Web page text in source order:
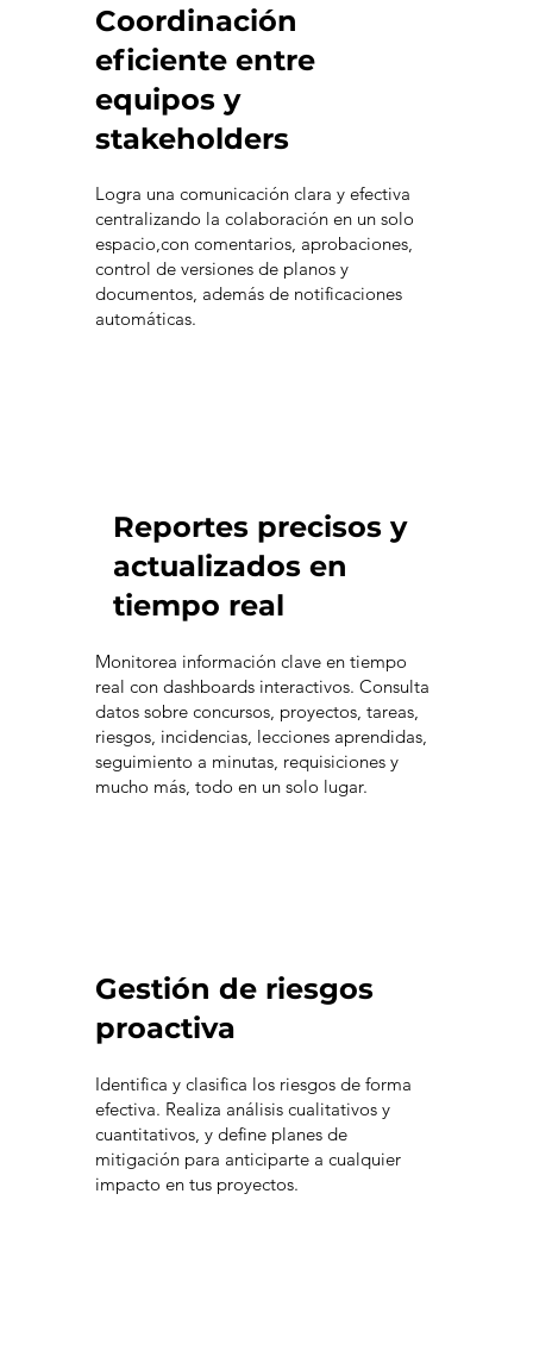
Coordinación
eficiente entre
equipos y
stakeholders
Logra una comunicación clara y efectiva
centralizando la colaboración en un solo
espacio,con comentarios, aprobaciones,
control de versiones de planos y
documentos, además de notificaciones
automáticas.
Reportes precisos y
actualizados en
tiempo real
Monitorea información clave en tiempo
real con dashboards interactivos. Consulta
datos sobre concursos, proyectos, tareas,
riesgos, incidencias, lecciones aprendidas,
seguimiento a minutas, requisiciones y
mucho más, todo en un solo lugar.
Gestión de riesgos
proactiva
Identifica y clasifica los riesgos de forma
efectiva. Realiza análisis cualitativos y
cuantitativos, y define planes de
mitigación para anticiparte a cualquier
impacto en tus proyectos.